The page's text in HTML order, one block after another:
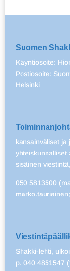
Suomen
Käyntiosoite:
Postiosoite:
Helsinki
kansainväliset ja
yhteiskunnalliset
sisäinen
050 5813500
Shakki-lehti,
p. 040 4851547